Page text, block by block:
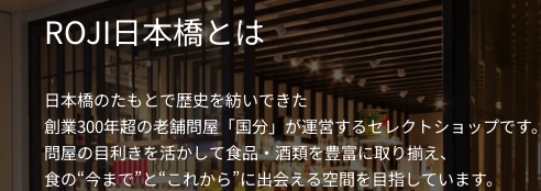
ROJI日本橋とは
日本橋のたもとで歴史を紡いできた
創業300年超の老舗問屋「国分」が運営するセレクトショップです。
問屋の目利きを活かして食品・酒類を豊富に取り揃え、
食の“今まで”と“これから”に出会える空間を目指しています。